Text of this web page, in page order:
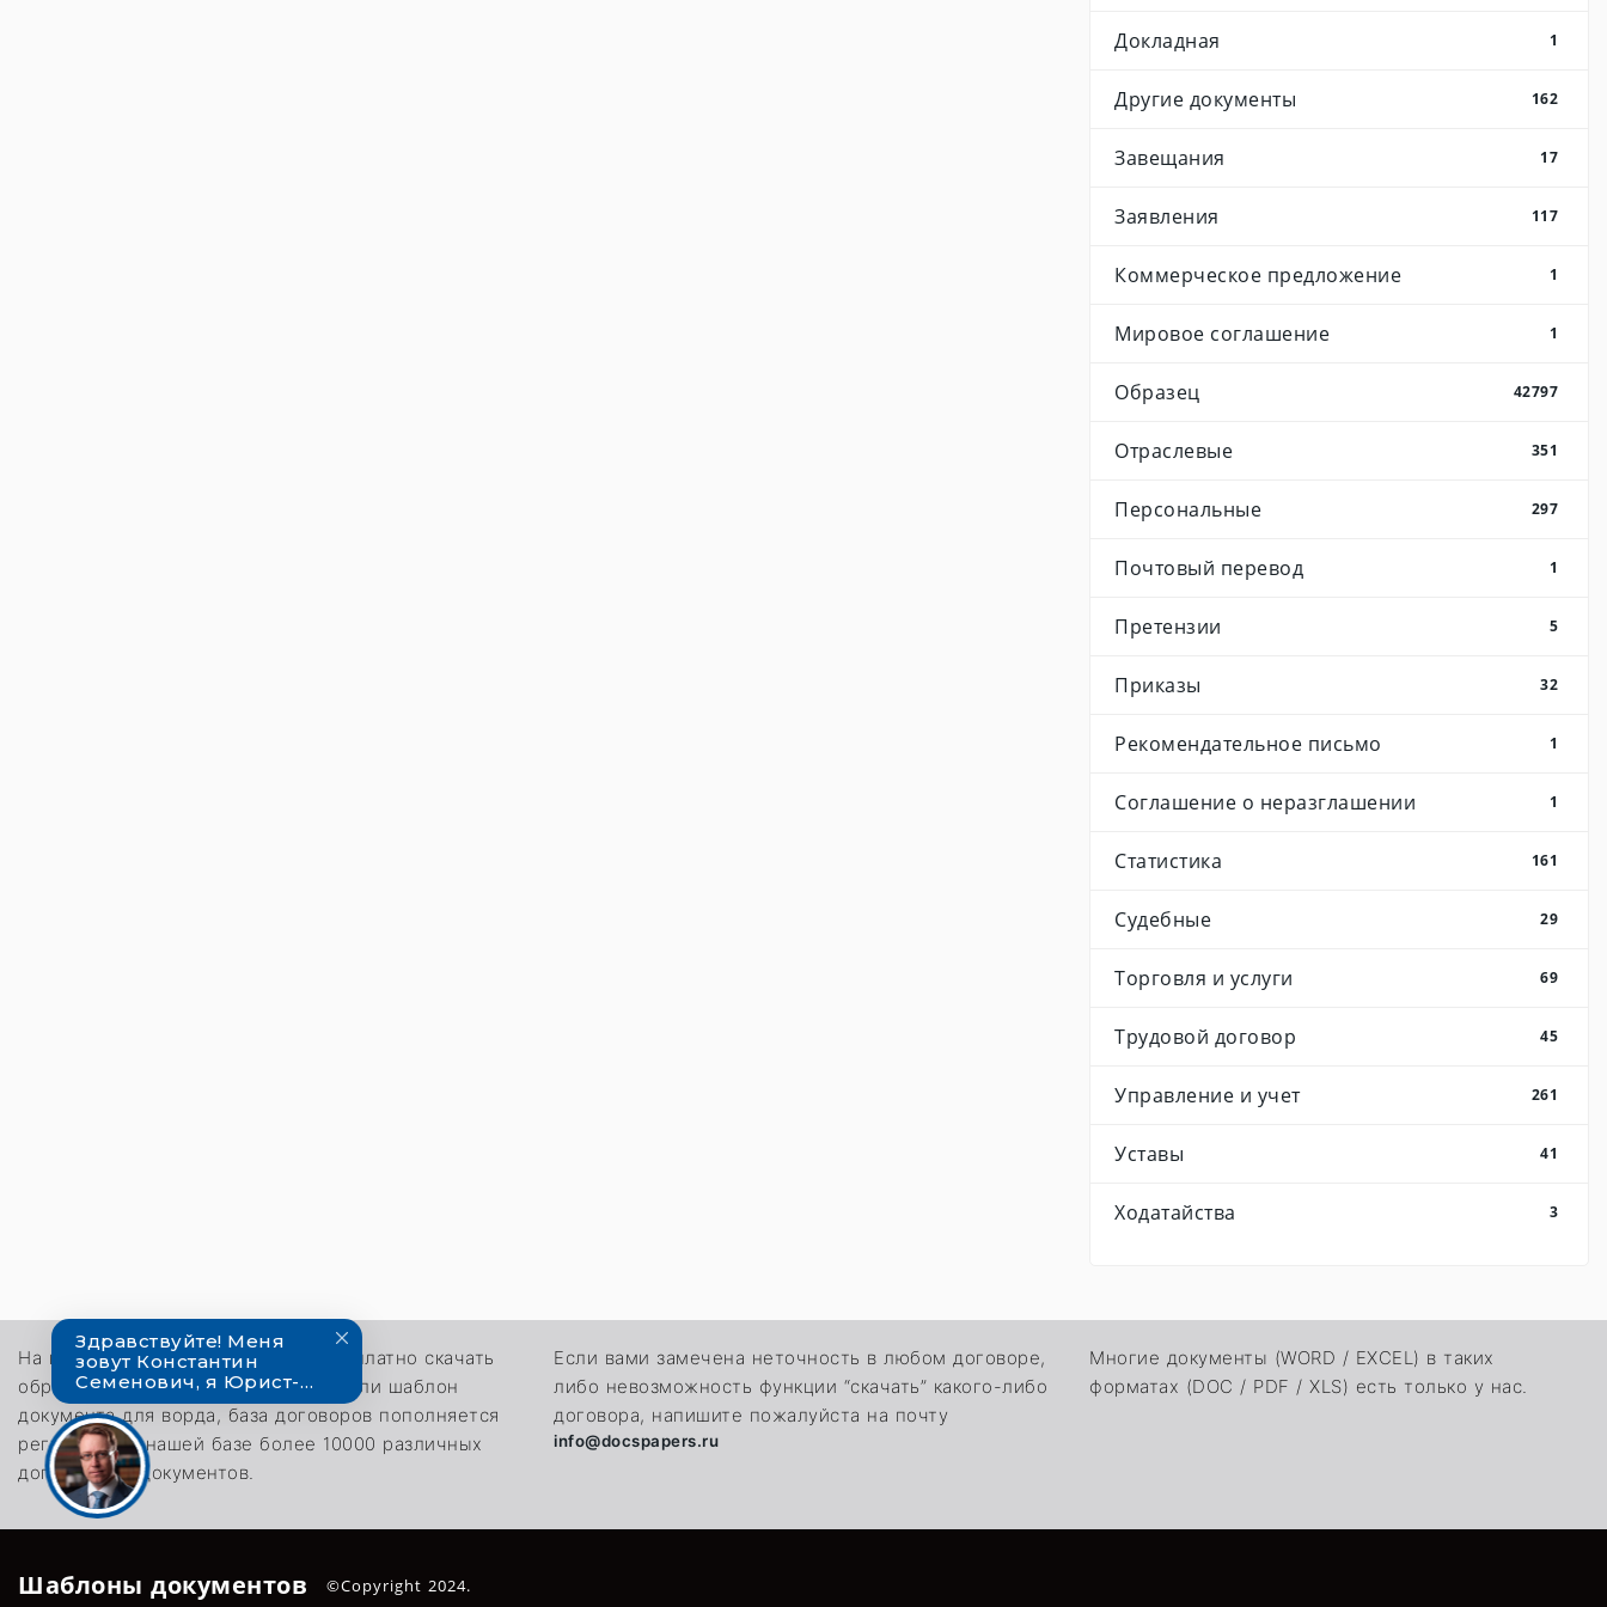
Докладная 1
Другие документы 162
Завещания 17
Заявления 117
Коммерческое предложение 1
Мировое соглашение 1
Образец 42797
Отраслевые 351
Персональные 297
Почтовый перевод 1
Претензии 5
Приказы 32
Рекомендательное письмо 1
Соглашение о неразглашении 1
Статистика 161
Судебные 29
Торговля и услуги 69
Трудовой договор 45
Управление и учет 261
Уставы 41
Ходатайства 3
На нашем сайте каждый может бесплатно скачать
образец интересующего договора или шаблон
документа для ворда, база договоров пополняется
регулярно. В нашей базе более 10000 различных
договоров и документов.
Если вами замечена неточность в любом договоре,
либо невозможность функции “скачать” какого-либо
договора, напишите пожалуйста на почту
info@docspapers.ru
Многие документы (WORD / EXCEL) в таких
форматах (DOC / PDF / XLS) есть только у нас.
Шаблоны документов ©Copyright 2024.